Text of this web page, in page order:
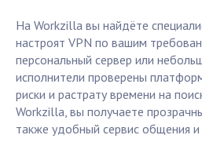
На Workzilla вы найдёте
настроят VPN по вашим
персональный сервер или
исполнители проверены
риски и растрату времени на
Workzilla, вы получаете
также удобный сервис общения